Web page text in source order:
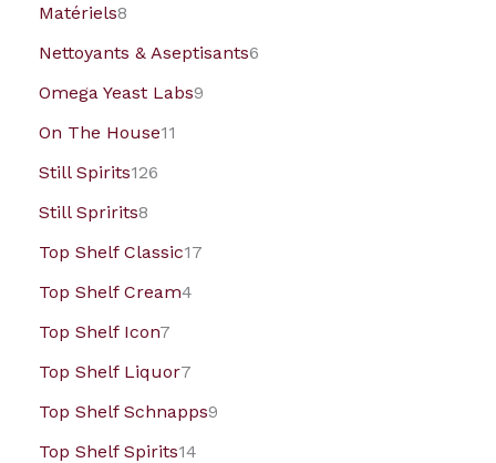
Matériels8
Nettoyants & Aseptisants6
Omega Yeast Labs9
On The House11
Still Spirits126
Still Spririts8
Top Shelf Classic17
Top Shelf Cream4
Top Shelf Icon7
Top Shelf Liquor7
Top Shelf Schnapps9
Top Shelf Spirits14